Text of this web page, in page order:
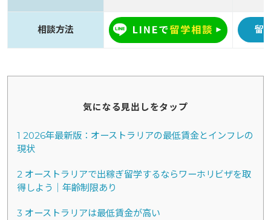
相談方法 留
気になる見出しをタップ
1 2026年最新版：オーストラリアの最低賃金とインフレの
現状
2 オーストラリアで出稼ぎ留学するならワーホリビザを取
得しよう｜年齢制限あり
3 オーストラリアは最低賃金が高い